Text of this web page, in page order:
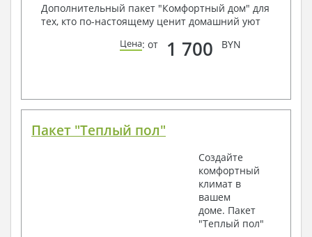
Дополнительный пакет "Комфортный дом" для
тех, кто по-настоящему ценит домашний уют
Цена: от 1 700 BYN
Пакет "Теплый пол"
Создайте
комфортный
климат в
вашем
доме. Пакет
"Теплый пол"